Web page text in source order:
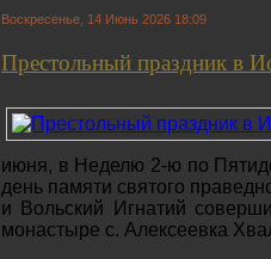
Воскресенье, 14 Июнь 2026 18:09
Престольный праздник в
июня, в Неделю 2-ю по
день памяти святого
и Вольский Игнатий
монастыре с. Алексеевка